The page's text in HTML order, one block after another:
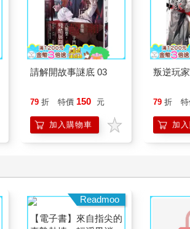
請解開故事謎底 03
79 折 特價 150 元
加入購物車
叛逆玩
79 折
加